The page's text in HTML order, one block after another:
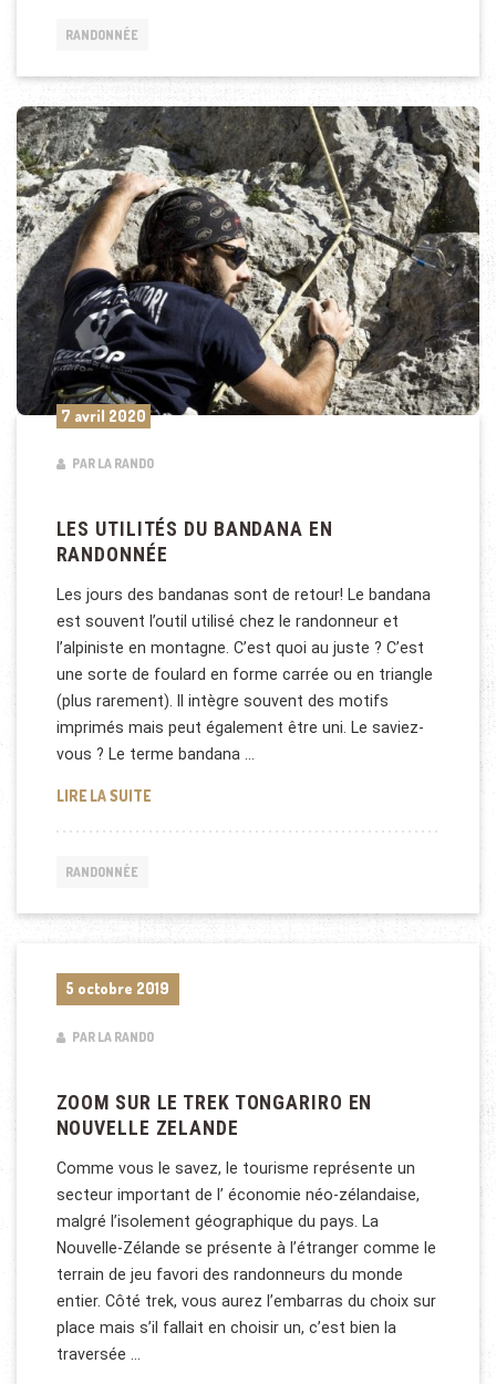
RANDONNÉE
7 avril 2020
PAR LA RANDO
LES UTILITÉS DU BANDANA EN
RANDONNÉE
Les jours des bandanas sont de retour! Le bandana
est souvent l’outil utilisé chez le randonneur et
l’alpiniste en montagne. C’est quoi au juste ? C’est
une sorte de foulard en forme carrée ou en triangle
(plus rarement). Il intègre souvent des motifs
imprimés mais peut également être uni. Le saviez-
vous ? Le terme bandana …
LIRE LA SUITELES UTILITÉS DU BANDANA EN RANDONNÉE
RANDONNÉE
5 octobre 2019
PAR LA RANDO
ZOOM SUR LE TREK TONGARIRO EN
NOUVELLE ZELANDE
Comme vous le savez, le tourisme représente un
secteur important de l’ économie néo-zélandaise,
malgré l’isolement géographique du pays. La
Nouvelle-Zélande se présente à l’étranger comme le
terrain de jeu favori des randonneurs du monde
entier. Côté trek, vous aurez l’embarras du choix sur
place mais s’il fallait en choisir un, c’est bien la
traversée …